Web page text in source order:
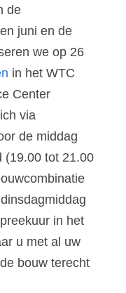
de
juni en de
we op 26
in het WTC
Center
de middag
(19.00 tot 21.00
in het
u met al uw
bouw terecht